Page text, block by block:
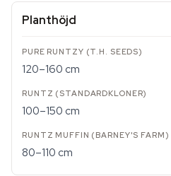
Planthöjd
120–160 cm
100–150 cm
80–110 cm